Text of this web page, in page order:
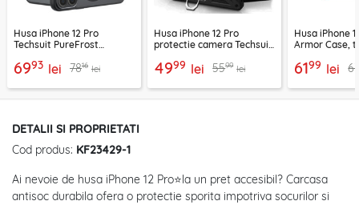
Husa iPhone 12 Pro
Techsuit PureFrost
6993 lei 7816 lei
Husa iPhone 12 Pro
protectie camera Techsuit
4999 lei 5599 lei
Husa iPhone
Armor Case,
6199 lei
DETALII SI PROPRIETATI
Cod produs: KF23429-1
Ai nevoie de husa iPhone 12 Pro⭐la un pret accesibil? Carcasa
antisoc durabila ofera o protectie sporita impotriva socurilor si